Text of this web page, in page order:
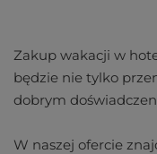
Zakup wakacji w
będzie nie tylko
dobrym
W naszej ofercie